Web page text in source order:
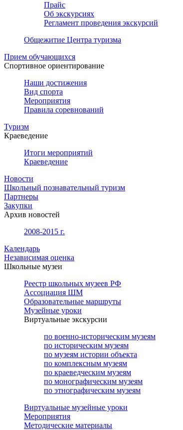
Прайс
Об экскурсиях
Регламент проведения экскурсий
Общежитие Центра туризма
Прием обучающихся
Спортивное ориентирование
Наши достижения
Вид спорта
Мероприятия
Правила соревнований
Туризм
Краеведение
Итоги мероприятий
Краеведение
Новости
Школьный познавательный туризм
Партнеры
Закупки
Архив новостей
2008-2015 г.
Календарь
Независимая оценка
Школьные музеи
Реестр школьных музеев РФ
Ассоциация ШМ
Образовательные маршруты
Музейные уроки
Виртуальные экскурсии
по военно-историческим музеям
по историческим музеям
по музеям истории объекта
по комплексным музеям
по краеведческим музеям
по монографическим музеям
по этнографическим музеям
Виртуальные музейные уроки
Мероприятия
Методические материалы